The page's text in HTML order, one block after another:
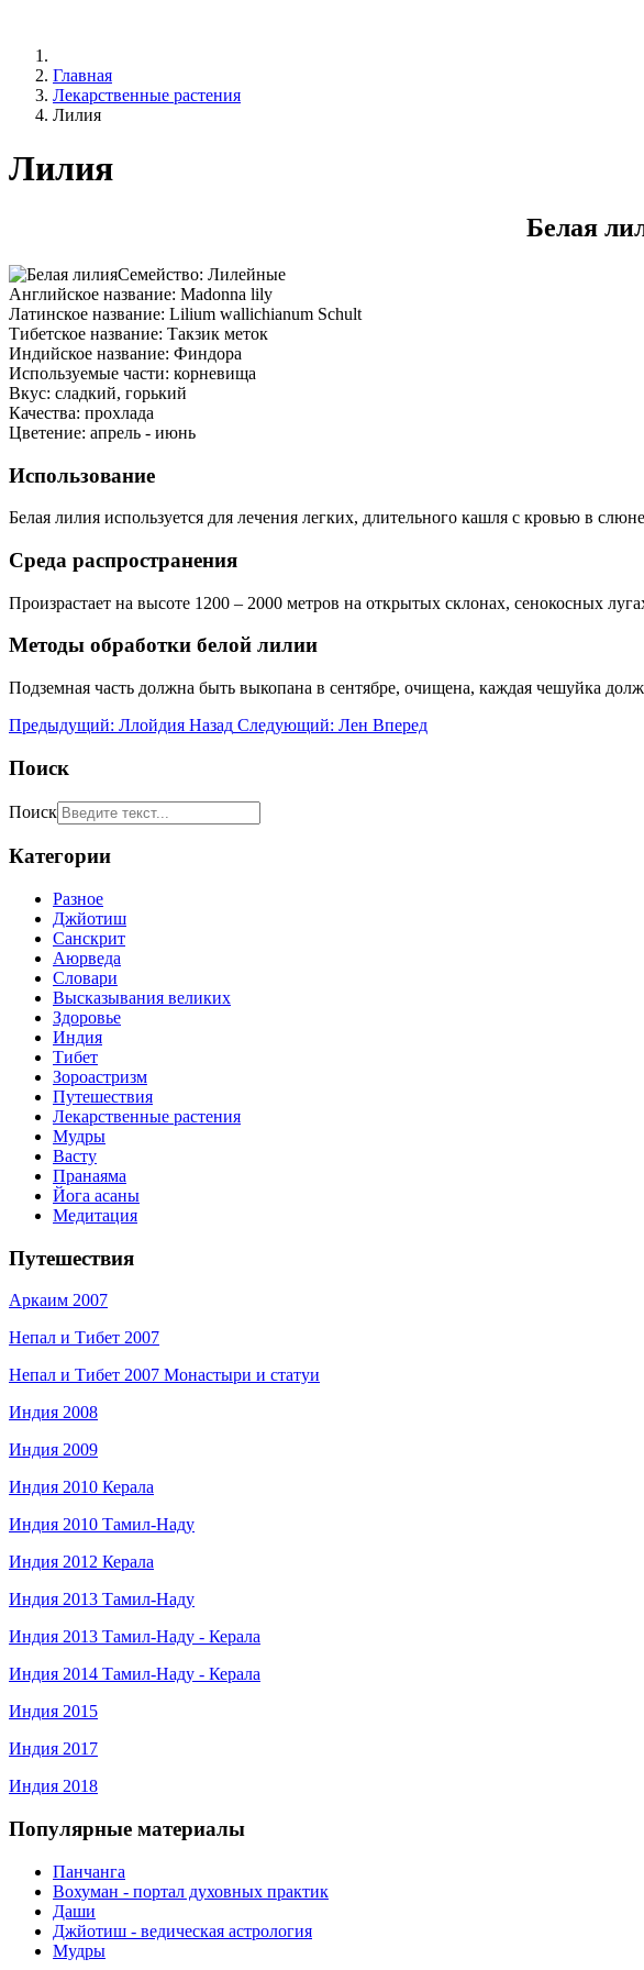
Главная
Лекарственные растения
Лилия
Лилия
Белая
Семейство: Лилейные
Английское название: Madonna lily
Латинское название: Lilium wallichianum Schult
Тибетское название: Такзик меток
Индийское название: Финдора
Используемые части: корневища
Вкус: сладкий, горький
Качества: прохлада
Цветение: апрель - июнь
Использование
Белая лилия используется для лечения легких, длительного кашля с кровью в
Среда распространения
Произрастает на высоте 1200 – 2000 метров на открытых склонах, сенокосных
Методы обработки белой лилии
Подземная часть должна быть выкопана в сентябре, очищена, каждая чешуйка
Предыдущий: Ллойдия Назад Следующий: Лен Вперед
Поиск
Поиск
Категории
Разное
Джйотиш
Санскрит
Аюрведа
Словари
Высказывания великих
Здоровье
Индия
Тибет
Зороастризм
Путешествия
Лекарственные растения
Мудры
Васту
Пранаяма
Йога асаны
Медитация
Путешествия
Аркаим 2007
Непал и Тибет 2007
Непал и Тибет 2007 Монастыри и статуи
Индия 2008
Индия 2009
Индия 2010 Керала
Индия 2010 Тамил-Наду
Индия 2012 Керала
Индия 2013 Тамил-Наду
Индия 2013 Тамил-Наду - Керала
Индия 2014 Тамил-Наду - Керала
Индия 2015
Индия 2017
Индия 2018
Популярные материалы
Панчанга
Вохуман - портал духовных практик
Даши
Джйотиш - ведическая астрология
Мудры